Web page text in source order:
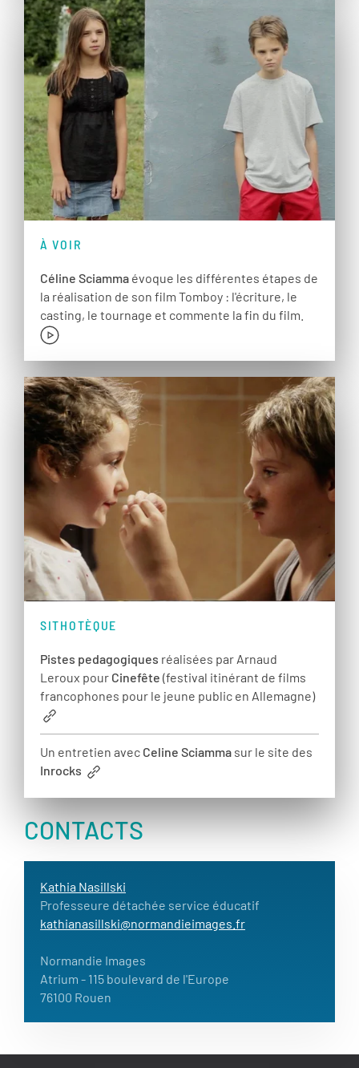
À VOIR
Céline Sciamma évoque les différentes étapes de
la réalisation de son film Tomboy : l'écriture, le
casting, le tournage et commente la fin du film.
SITHOTÈQUE
Pistes pedagogiques réalisées par Arnaud
Leroux pour Cinefête (festival itinérant de films
francophones pour le jeune public en Allemagne)
Un entretien avec Celine Sciamma sur le site des
Inrocks
CONTACTS
Kathia Nasillski
Professeure détachée service éducatif
kathianasillski@normandieimages.fr
Normandie Images
Atrium - 115 boulevard de l'Europe
76100 Rouen